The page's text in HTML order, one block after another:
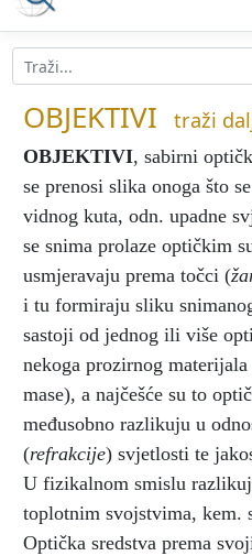
OBJEKTIVI traži
OBJEKTIVI, sabirni
se prenosi slika onoga što
vidnog kuta, odn. upadne
se snima prolaze optičkim
usmjeravaju prema točci (
i tu formiraju sliku
sastoji od jednog ili više
nekoga prozirnog
mase), a najčešće su to
međusobno razlikuju u
(refrakcije) svjetlosti te
U fizikalnom smislu
toplotnim svojstvima, kem.
Optička sredstva prema